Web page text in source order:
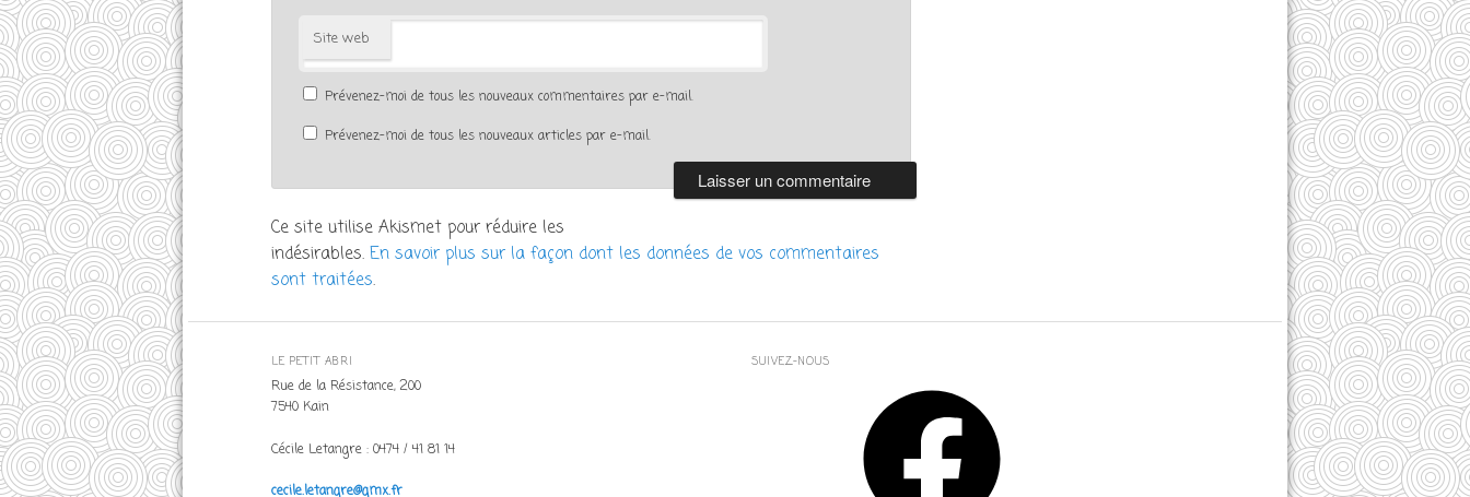
Site web
Prévenez-moi de tous les nouveaux commentaires par e-mail.
Prévenez-moi de tous les nouveaux articles par e-mail.
Ce site utilise Akismet pour réduire les
indésirables. En savoir plus sur la façon dont les données de vos commentaires
sont traitées.
LE PETIT ABRI
Rue de la Résistance, 200
7540 Kain
Cécile Letangre : 0474 / 41 81 14
cecile.letangre@gmx.fr
SUIVEZ-NOUS